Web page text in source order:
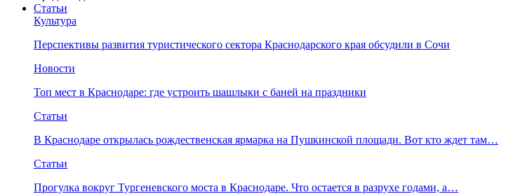
Статьи
Культура
Перспективы развития туристического сектора Краснодарского края обсудили в Сочи
Новости
Топ мест в Краснодаре: где устроить шашлыки с баней на праздники
Статьи
В Краснодаре открылась рождественская ярмарка на Пушкинской площади. Вот кто ждет там…
Статьи
Прогулка вокруг Тургеневского моста в Краснодаре. Что остается в разрухе годами, а…